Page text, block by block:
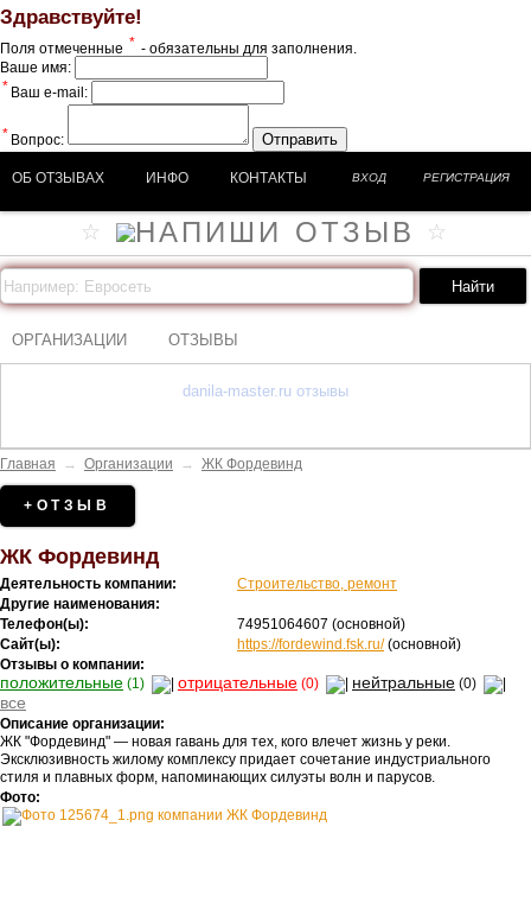
Здравствуйте!
Поля отмеченные * - обязательны для заполнения.
Ваше имя:
* Ваш e-mail:
* Вопрос: Отправить
ОБ ОТЗЫВАХ ИНФО КОНТАКТЫ ВХОД РЕГИСТРАЦИЯ
ОРГАНИЗАЦИИ ОТЗЫВЫ
danila-master.ru отзывы
Главная → Организации → ЖК Фордевинд
+ОТЗЫВ
ЖК Фордевинд
Деятельность компании:
Строительство, ремонт
Другие наименования:
Телефон(ы):
74951064607 (основной)
Сайт(ы):
https://fordewind.fsk.ru/(основной)
Отзывы о компании:
положительные (1) отрицательные (0) нейтральные (0)
все
Описание организации:
ЖК "Фордевинд" — новая гавань для тех, кого влечет жизнь у реки.
Эксклюзивность жилому комплексу придает сочетание индустриального
стиля и плавных форм, напоминающих силуэты волн и парусов.
Фото: